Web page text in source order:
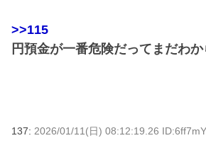
>>115
円預金が一番危険だってまだわ
137: 2026/01/11(日) 08:12:19.26